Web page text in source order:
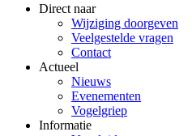
Direct naar
Wijziging doorgeven
Veelgestelde vragen
Contact
Actueel
Nieuws
Evenementen
Vogelgriep
Informatie